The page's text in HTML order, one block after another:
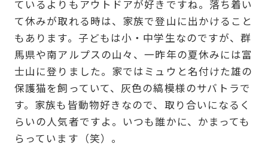
ているよりもアウトドアが好きですね。落ち着い
て休みが取れる時は、家族で登山に出かけること
もあります。子どもは小・中学生なのですが、群
馬県や南アルプスの山々、一昨年の夏休みには富
士山に登りました。家ではミュウと名付けた雄の
保護猫を飼っていて、灰色の縞模様のサバトラで
す。家族も皆動物好きなので、取り合いになるく
らいの人気者ですよ。いつも誰かに、かまっても
らっています（笑）。